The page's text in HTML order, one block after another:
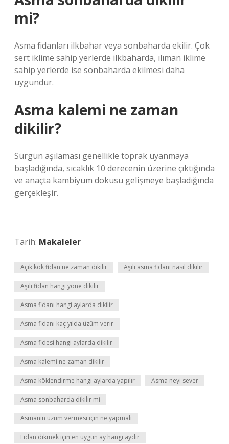
mi?
Asma fidanları ilkbahar veya sonbaharda ekilir. Çok
sert iklime sahip yerlerde ilkbaharda, ılıman iklime
sahip yerlerde ise sonbaharda ekilmesi daha
uygundur.
Asma kalemi ne zaman
dikilir?
Sürgün aşılaması genellikle toprak uyanmaya
başladığında, sıcaklık 10 derecenin üzerine çıktığında
ve anaçta kambiyum dokusu gelişmeye başladığında
gerçekleşir.
Tarih: Makaleler
Açık kök fidan ne zaman dikilir Aşılı asma fidanı nasıl dikilir
Aşılı fidan hangi yöne dikilir
Asma fidanı hangi aylarda dikilir
Asma fidanı kaç yılda üzüm verir
Asma fidesi hangi aylarda dikilir
Asma kalemi ne zaman dikilir
Asma köklendirme hangi aylarda yapılır Asma neyi sever
Asma sonbaharda dikilir mi
Asmanın üzüm vermesi için ne yapmalı
Fidan dikmek için en uygun ay hangi aydır